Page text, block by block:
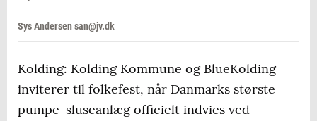
Sys Andersen san@jv.dk
Kolding: Kolding Kommune og BlueKolding
inviterer til folkefest, når Danmarks største
pumpe-sluseanlæg officielt indvies ved